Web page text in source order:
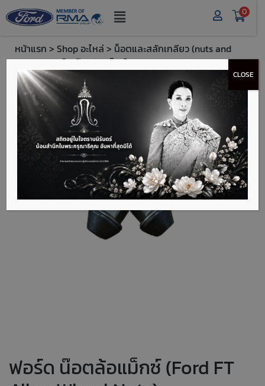
0
หน้าแรก > Shop อะไหล่ > น็อตและสลักเกลียว (nuts and
bolts)> ฟอร์ด น๊อตล้อแม็กซ์ (Ford FT Alloy Wheel Nuts)
- FT8V411K024AC
ฟอร์ด น๊อตล้อแม็กซ์ (Ford FT
CLOSE